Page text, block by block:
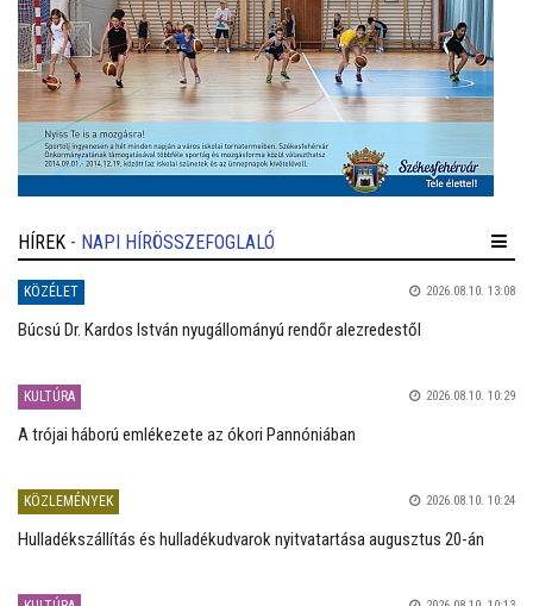
HÍREK - NAPI HÍRÖSSZEFOGLALÓ
KÖZÉLET 2026.08.10. 13:08
Búcsú Dr. Kardos István nyugállományú rendőr alezredestől
KULTÚRA 2026.08.10. 10:29
A trójai háború emlékezete az ókori Pannóniában
KÖZLEMÉNYEK 2026.08.10. 10:24
Hulladékszállítás és hulladékudvarok nyitvatartása augusztus 20-án